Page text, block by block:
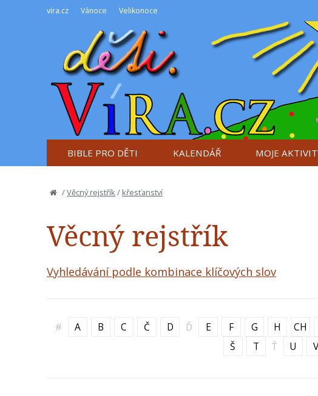
víra.cz Vánoce Velikonoce
BIBLE PRO DĚTI KALENDÁŘ MOJE
/Věcný rejstřík / křesťanství
Věcný rejstřík
Vyhledávání podle kombinace klíčových slov
# A B C Č D Ď E F G H CH
Š
T Ť U V